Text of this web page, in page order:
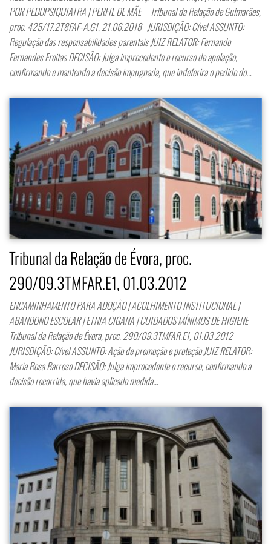
POR PEDOPSIQUIATRA | PERFIL DE MÃE Tribunal da Relação de Guimarães,
proc. 425/17.2T8FAF-A.G1, 21.06.2018 JURISDIÇÃO: Cível ASSUNTO:
Regulação das responsabilidades parentais JUIZ RELATOR: Fernando
Fernandes Freitas DECISÃO: Julga improcedente o recurso de apelação,
confirmando e mantendo a decisão impugnada, que indeferira o pedido do…
Tribunal da Relação de Évora, proc.
290/09.3TMFAR.E1, 01.03.2012
ENCAMINHAMENTO PARA ADOÇÃO | ACOLHIMENTO INSTITUCIONAL |
ABANDONO ESCOLAR | ETNIA CIGANA | CUIDADOS MÍNIMOS DE HIGIENE
Tribunal da Relação de Évora, proc. 290/09.3TMFAR.E1, 01.03.2012
JURISDIÇÃO: Cível ASSUNTO: Ação de promoção e proteção JUIZ RELATOR:
Maria Rosa Barroso DECISÃO: Julga improcedente o recurso, confirmando a
decisão recorrida, que havia aplicado medida…